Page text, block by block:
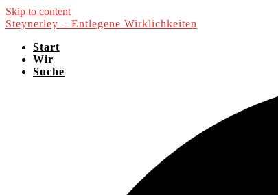
Skip to content
Steynerley – Entlegene Wirklichkeiten
Start
Wir
Suche